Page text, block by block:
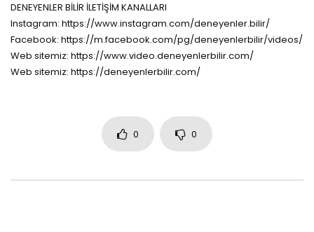
DENEYENLER BİLİR İLETİŞİM KANALLARI
Instagram: https://www.instagram.com/deneyenler.bilir/
Facebook: https://m.facebook.com/pg/deneyenlerbilir/videos/
Web sitemiz: https://www.video.deneyenlerbilir.com/
Web sitemiz: https://deneyenlerbilir.com/
0 0